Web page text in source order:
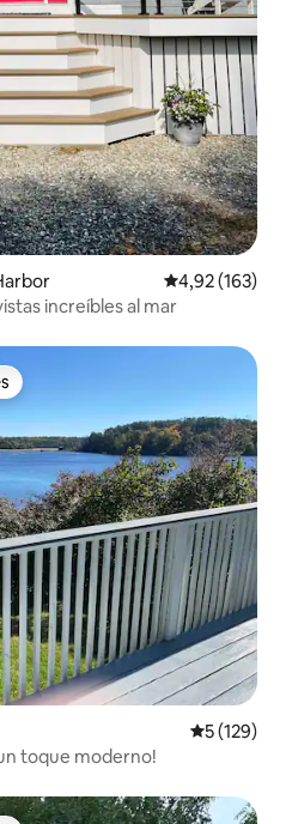
Calificación
4,92 (163)
increíbles al mar
más destacados
5 (129)
toque moderno!